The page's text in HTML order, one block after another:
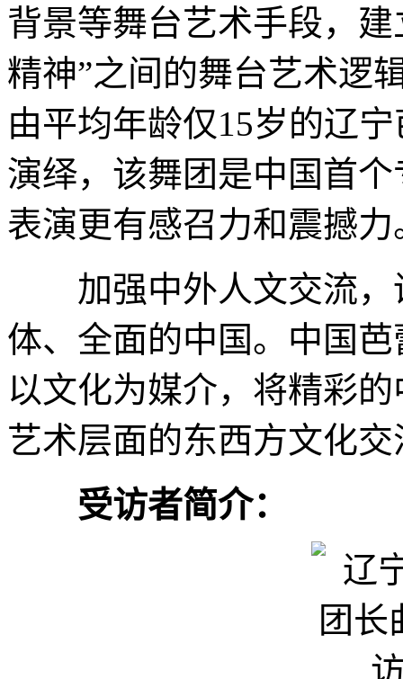
背景等舞台艺术手段，
精神”之间的舞台艺术逻
由平均年龄仅15岁的辽
演绎，该舞团是中国首
表演更有感召力和震撼力
加强中外人文交流，
体、全面的中国。中国
以文化为媒介，将精彩
艺术层面的东西方文化
受访者简介：